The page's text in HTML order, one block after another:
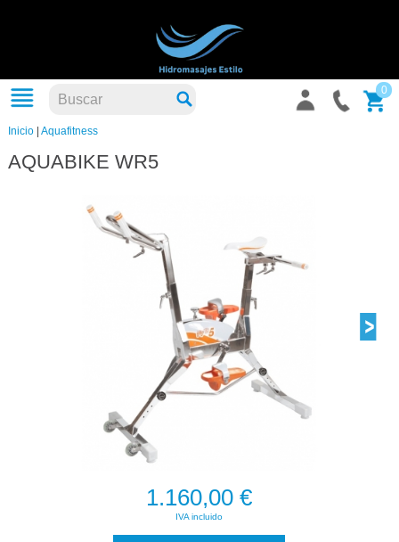
0
Inicio| Aquafitness
AQUABIKE WR5
1.160,00 €
IVA incluido